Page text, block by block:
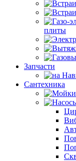
плиты
Запчасти
Сантехника